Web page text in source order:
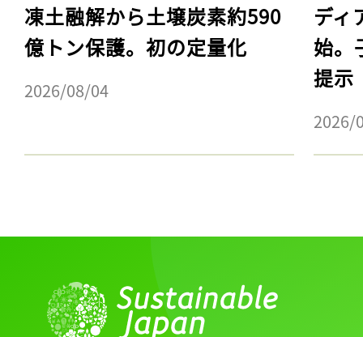
凍土融解から土壌炭素約590
億トン保護。初の定量化
2026/08/04
ディ
始。
提示
2026/